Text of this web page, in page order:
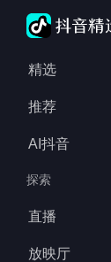
精选
推荐
AI抖音
探索
直播
放映厅